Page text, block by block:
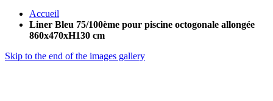
Accueil
Liner Bleu 75/100ème pour piscine octogonale allongée
860x470xH130 cm
Skip to the end of the images gallery